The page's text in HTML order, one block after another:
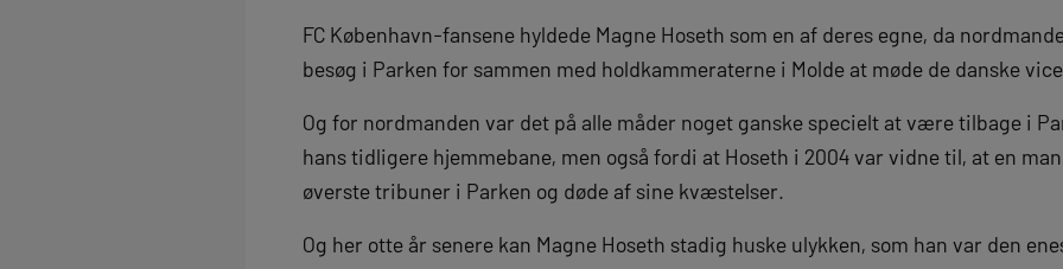
FC København-fansene hyldede Magne Hoseth som en af deres egne, da
besøg i Parken for sammen med holdkammeraterne i Molde at møde de danske
Og for nordmanden var det på alle måder noget ganske specielt at være tilbage i
hans tidligere hjemmebane, men også fordi at Hoseth i 2004 var vidne til, at en
øverste tribuner i Parken og døde af sine kvæstelser.
Og her otte år senere kan Magne Hoseth stadig huske ulykken, som han var den